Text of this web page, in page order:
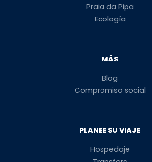
Praia da Pipa
Ecología
MÁS
Blog
Compromiso social
PLANEE SU VIAJE
Hospedaje